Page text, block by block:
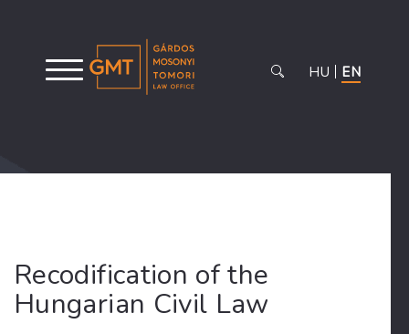
HU EN
Recodification of the
Hungarian Civil Law